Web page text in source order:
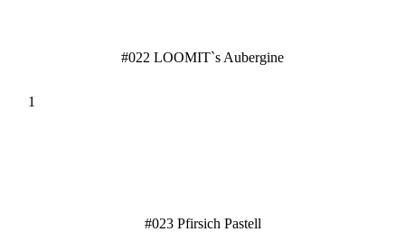
#022 LOOMIT`s Aubergine
#023 Pfirsich Pastell